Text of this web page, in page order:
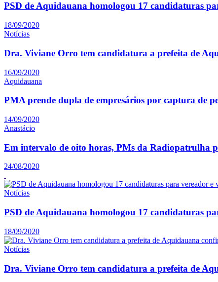
PSD de Aquidauana homologou 17 candidaturas
18/09/2020
Notícias
Dra. Viviane Orro tem candidatura a prefeita de
16/09/2020
Aquidauana
PMA prende dupla de empresários por captura de
14/09/2020
Anastácio
Em intervalo de oito horas, PMs da Radiopatrulha
24/08/2020
Notícias
PSD de Aquidauana homologou 17 candidaturas
18/09/2020
Notícias
Dra. Viviane Orro tem candidatura a prefeita de